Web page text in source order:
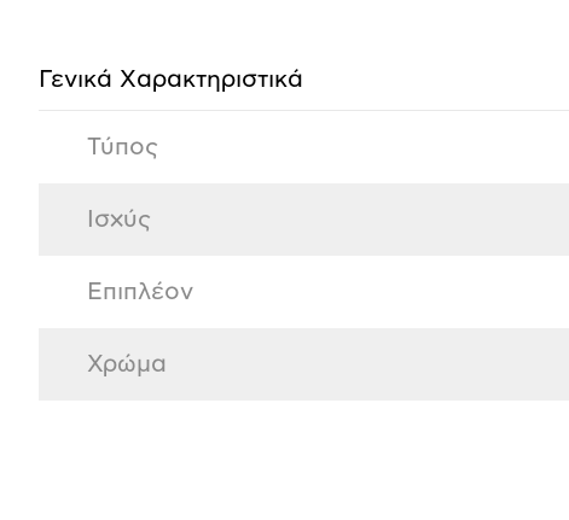
Γενικά Xαρακτηριστικά
Τύπος
Ισχύς
Επιπλέον
Χρώμα